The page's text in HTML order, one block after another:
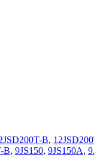
B,
B, 9JS150, 9JS150A,